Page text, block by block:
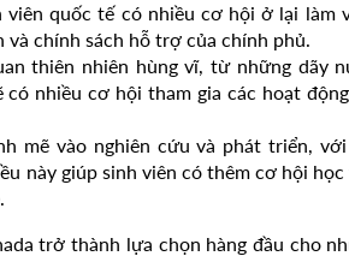
quốc tế có nhiều cơ hội ở lại làm
chính sách hỗ trợ của chính phủ.
thiên nhiên hùng vĩ, từ những dãy
nhiều cơ hội tham gia các hoạt
mẽ vào nghiên cứu và phát triển,
này giúp sinh viên có thêm cơ hội học
trở thành lựa chọn hàng đầu cho